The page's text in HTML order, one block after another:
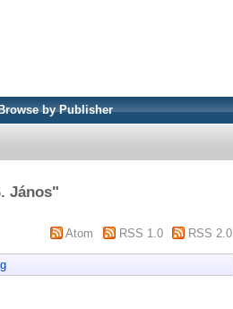
by Publisher
János"
Atom RSS 1.0 RSS 2.0